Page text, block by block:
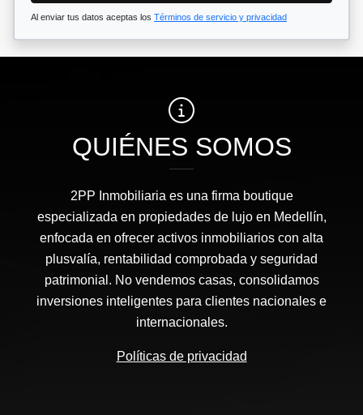
Al enviar tus datos aceptas los Términos de servicio y privacidad
QUIÉNES SOMOS
2PP Inmobiliaria es una firma boutique
especializada en propiedades de lujo en Medellín,
enfocada en ofrecer activos inmobiliarios con alta
plusvalía, rentabilidad comprobada y seguridad
patrimonial. No vendemos casas, consolidamos
inversiones inteligentes para clientes nacionales e
internacionales.
Políticas de privacidad